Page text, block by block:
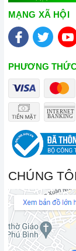
MẠNG XÃ HỘI
PHƯƠNG
CHÚNG